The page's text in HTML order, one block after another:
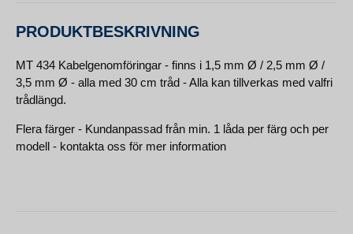
PRODUKTBESKRIVNING
MT 434 Kabelgenomföringar - finns i 1,5 mm Ø / 2,5 mm Ø /
3,5 mm Ø - alla med 30 cm tråd - Alla kan tillverkas med valfri
trådlängd.
Flera färger - Kundanpassad från min. 1 låda per färg och per
modell - kontakta oss för mer information